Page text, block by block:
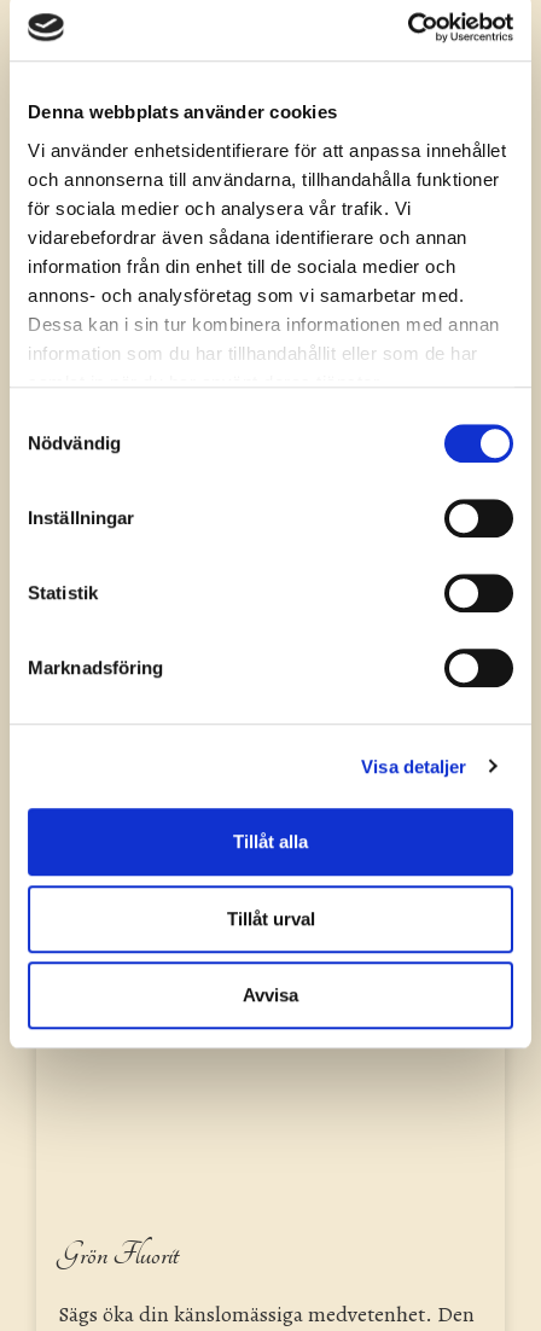
Denna webbplats använder cookies
Vi använder enhetsidentifierare för att anpassa innehållet
och annonserna till användarna, tillhandahålla funktioner
för sociala medier och analysera vår trafik. Vi
vidarebefordrar även sådana identifierare och annan
information från din enhet till de sociala medier och
annons- och analysföretag som vi samarbetar med.
Dessa kan i sin tur kombinera informationen med annan
information som du har tillhandahållit eller som de har
Nödvändig
Inställningar
Statistik
Marknadsföring
Visa detaljer
Tillåt alla
Tillåt urval
Avvisa
Golden healer
Sägs kunna hjälpa dig att släppa kritiska
tankegångar, destruktiva ...
Grön Fluorit
Sägs öka din känslomässiga medvetenhet. Den